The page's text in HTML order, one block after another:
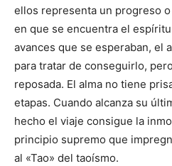
ellos representa un progreso
en que se encuentra el
avances que se esperaban, el
para tratar de conseguirlo,
reposada. El alma no tiene
etapas. Cuando alcanza su
hecho el viaje consigue la
principio supremo que
al «Tao» del taoísmo.